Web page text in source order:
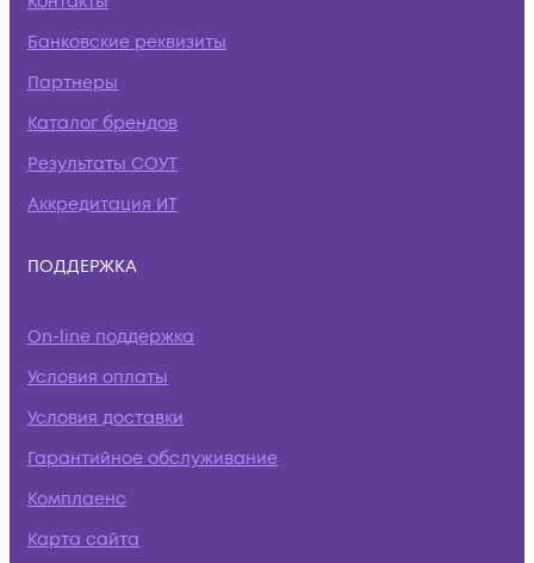
Банковские реквизиты
Партнеры
Каталог брендов
Результаты СОУТ
Аккредитация ИТ
ПОДДЕРЖКА
On-line поддержка
Условия оплаты
Условия доставки
Гарантийное обслуживание
Комплаенс
Карта сайта